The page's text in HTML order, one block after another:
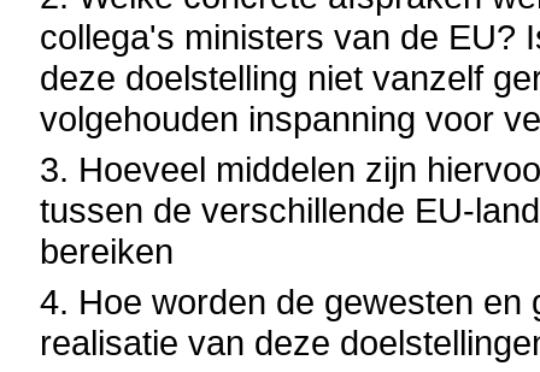
collega's ministers van de EU?
deze doelstelling niet vanzelf
volgehouden inspanning voor
3. Hoeveel middelen zijn
tussen de verschillende EU-
bereiken
4. Hoe worden de gewesten
realisatie van deze